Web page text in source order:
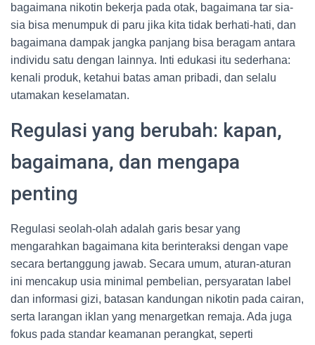
bagaimana nikotin bekerja pada otak, bagaimana tar sia-
sia bisa menumpuk di paru jika kita tidak berhati-hati, dan
bagaimana dampak jangka panjang bisa beragam antara
individu satu dengan lainnya. Inti edukasi itu sederhana:
kenali produk, ketahui batas aman pribadi, dan selalu
utamakan keselamatan.
Regulasi yang berubah: kapan,
bagaimana, dan mengapa
penting
Regulasi seolah-olah adalah garis besar yang
mengarahkan bagaimana kita berinteraksi dengan vape
secara bertanggung jawab. Secara umum, aturan-aturan
ini mencakup usia minimal pembelian, persyaratan label
dan informasi gizi, batasan kandungan nikotin pada cairan,
serta larangan iklan yang menargetkan remaja. Ada juga
fokus pada standar keamanan perangkat, seperti